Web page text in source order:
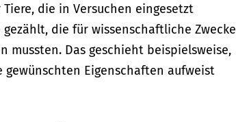
die in Versuchen eingesetzt
die für wissenschaftliche Zwecke
mussten. Das geschieht beispielsweise,
Eigenschaften aufweist